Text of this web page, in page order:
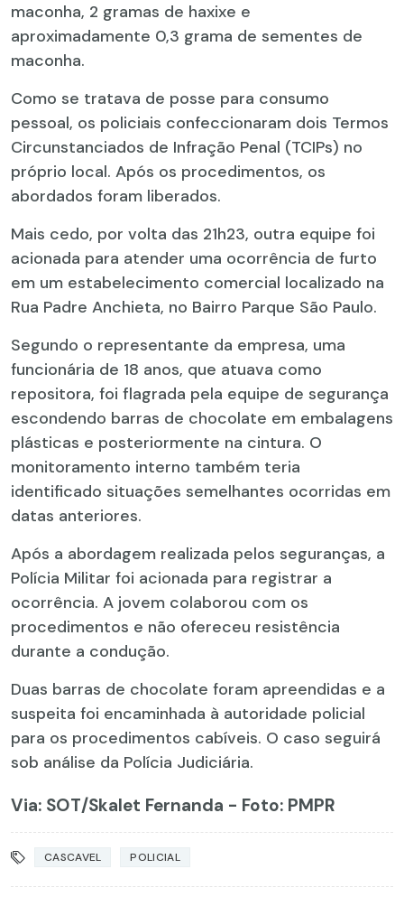
maconha, 2 gramas de haxixe e
aproximadamente 0,3 grama de sementes de
maconha.
Como se tratava de posse para consumo
pessoal, os policiais confeccionaram dois Termos
Circunstanciados de Infração Penal (TCIPs) no
próprio local. Após os procedimentos, os
abordados foram liberados.
Mais cedo, por volta das 21h23, outra equipe foi
acionada para atender uma ocorrência de furto
em um estabelecimento comercial localizado na
Rua Padre Anchieta, no Bairro Parque São Paulo.
Segundo o representante da empresa, uma
funcionária de 18 anos, que atuava como
repositora, foi flagrada pela equipe de segurança
escondendo barras de chocolate em embalagens
plásticas e posteriormente na cintura. O
monitoramento interno também teria
identificado situações semelhantes ocorridas em
datas anteriores.
Após a abordagem realizada pelos seguranças, a
Polícia Militar foi acionada para registrar a
ocorrência. A jovem colaborou com os
procedimentos e não ofereceu resistência
durante a condução.
Duas barras de chocolate foram apreendidas e a
suspeita foi encaminhada à autoridade policial
para os procedimentos cabíveis. O caso seguirá
sob análise da Polícia Judiciária.
Via: SOT/Skalet Fernanda - Foto: PMPR
CASCAVEL POLICIAL